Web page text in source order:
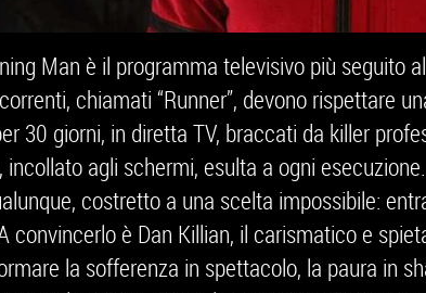
Man è il programma televisivo più seguito
chiamati “Runner”, devono rispettare
30 giorni, in diretta TV, braccati da killer
incollato agli schermi, esulta a ogni
costretto a una scelta impossibile:
convincerlo è Dan Killian, il carismatico e
la sofferenza in spettacolo, la paura in